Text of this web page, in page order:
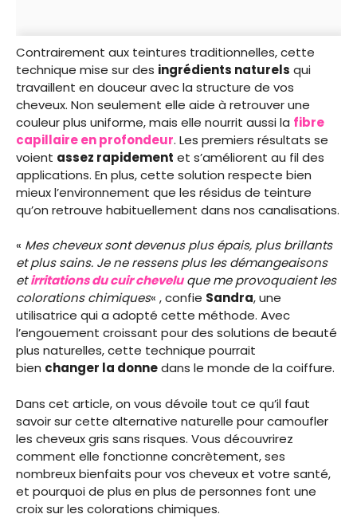
Contrairement aux teintures traditionnelles, cette
technique mise sur des ingrédients naturels qui
travaillent en douceur avec la structure de vos
cheveux. Non seulement elle aide à retrouver une
couleur plus uniforme, mais elle nourrit aussi la fibre
capillaire en profondeur. Les premiers résultats se
voient assez rapidement et s’améliorent au fil des
applications. En plus, cette solution respecte bien
mieux l’environnement que les résidus de teinture
qu’on retrouve habituellement dans nos canalisations.
« Mes cheveux sont devenus plus épais, plus brillants
et plus sains. Je ne ressens plus les démangeaisons
etirritations du cuir cheveluque me provoquaient les
colorations chimiques« , confie Sandra, une
utilisatrice qui a adopté cette méthode. Avec
l’engouement croissant pour des solutions de beauté
plus naturelles, cette technique pourrait
bien changer la donnedans le monde de la coiffure.
Dans cet article, on vous dévoile tout ce qu’il faut
savoir sur cette alternative naturelle pour camoufler
les cheveux gris sans risques. Vous découvrirez
comment elle fonctionne concrètement, ses
nombreux bienfaits pour vos cheveux et votre santé,
et pourquoi de plus en plus de personnes font une
croix sur les colorations chimiques.